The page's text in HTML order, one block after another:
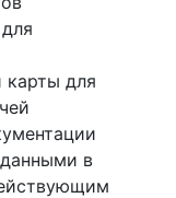
карты для
в